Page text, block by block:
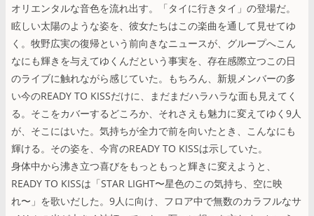
オリエンタルな音色を流れ出す。「タイに行きタイ」の登場だ。
眩しい太陽のような姿を、彼女たちはこの楽曲を通して見せてゆ
く。牧野広実の復帰という前向きなニュースが、グループへこん
なにも輝きを与えてゆくんだという事実を、存在感際立つこの日
のライブに触れながら感じていた。もちろん、新規メンバーの多
い今のREADY TO KISSだけに、まだまだハラハラな面も見えてく
る。そこをカバーするどころか、それさえも魅力に変えてゆく9人
が、そこにはいた。気持ちが全力で前を向いたとき、こんなにも
輝ける。その姿を、今宵のREADY TO KISSは示していた。
身体中から沸き立つ喜びをもっともっと輝きに変えようと、
READY TO KISSは「STAR LIGHT〜星色のこの気持ち、空に映
れ〜」を歌いだした。9人に向け、フロア中で無数のカラフルなサ